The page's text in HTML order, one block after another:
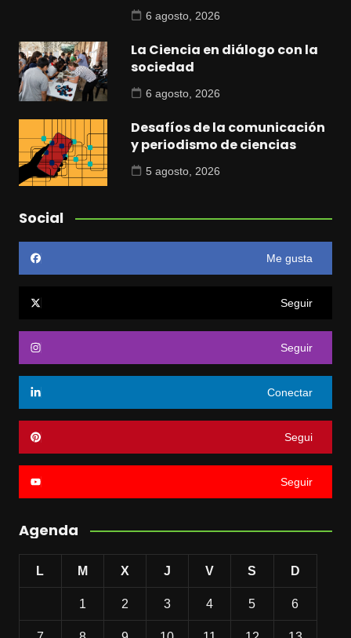
6 agosto, 2026
La Ciencia en diálogo con la
sociedad
6 agosto, 2026
Desafíos de la comunicación
y periodismo de ciencias
5 agosto, 2026
Social
Me gusta
Seguir
Seguir
Conectar
Segui
Seguir
Agenda
L M X J V S D
1 2 3 4 5 6